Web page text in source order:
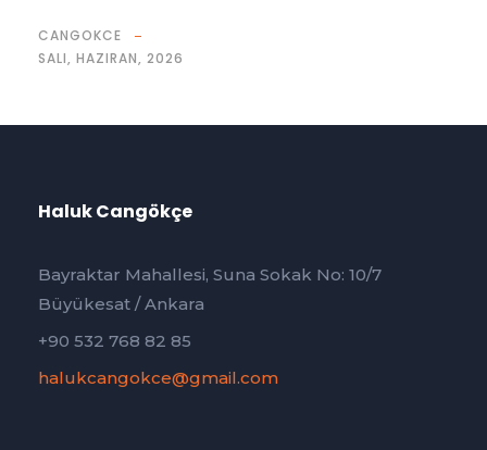
CANGOKCE
SALI, HAZIRAN, 2026
Haluk Cangökçe
Bayraktar Mahallesi, Suna Sokak No: 10/7
Büyükesat / Ankara
+90 532 768 82 85
halukcangokce@gmail.com